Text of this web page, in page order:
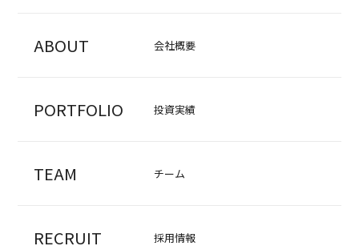
ABOUT 会社概要
PORTFOLIO 投資実績
TEAM チーム
RECRUIT 採用情報